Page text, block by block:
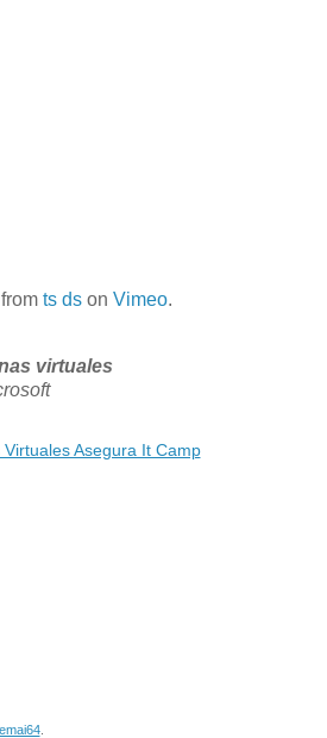
from ts ds on Vimeo.
virtuales
Asegura It Camp
.